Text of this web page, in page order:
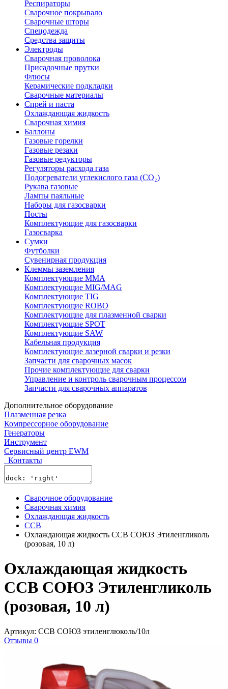
Респираторы
Сварочное покрывало
Сварочные шторы
Спецодежда
Средства защиты
Электроды
Сварочная проволока
Присадочные прутки
Флюсы
Керамические подкладки
Сварочные материалы
Спрей и паста
Охлаждающая жидкость
Сварочная химия
Баллоны
Газовые горелки
Газовые резаки
Газовые редукторы
Регуляторы расхода газа
Подогреватели углекислого газа (CO₂)
Рукава газовые
Лампы паяльные
Наборы для газосварки
Посты
Комплектующие для газосварки
Газосварка
Сумки
Футболки
Сувенирная продукция
Клеммы заземления
Комплектующие ММА
Комплектующие MIG/MAG
Комплектующие TIG
Комплектующие ROBO
Комплектующие для плазменной сварки
Комплектующие SPOT
Комплектующие SAW
Кабельная продукция
Комплектующие лазерной сварки и резки
Запчасти для сварочных масок
Прочие комплектующие для сварки
Управление и контроль сварочным процессом
Запчасти для сварочных аппаратов
Дополнительное оборудование
Плазменная резка
Компрессорное оборудование
Генераторы
Инструмент
Сервисный центр EWM
Контакты
Сварочное оборудование
Сварочная химия
Охлаждающая жидкость
ССВ
Охлаждающая жидкость ССВ СОЮЗ Этиленгликоль
(розовая, 10 л)
Охлаждающая жидкость
ССВ СОЮЗ Этиленгликоль
(розовая, 10 л)
Артикул: ССВ СОЮЗ этиленглюколь/10л
Отзывы 0